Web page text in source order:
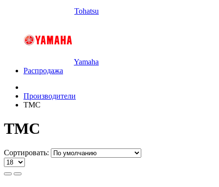
Tohatsu
Yamaha
Распродажа
Производители
TMC
TMC
Сортировать: